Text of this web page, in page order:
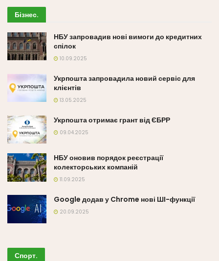
Бізнес.
НБУ запровадив нові вимоги до кредитних
спілок
10.09.2025
Укрпошта запровадила новий сервіс для
клієнтів
13.05.2025
Укрпошта отримає грант від ЄБРР
09.04.2025
НБУ оновив порядок реєстрації
колекторських компаній
11.09.2025
Google додав у Chrome нові ШІ-функції
20.09.2025
Спорт.